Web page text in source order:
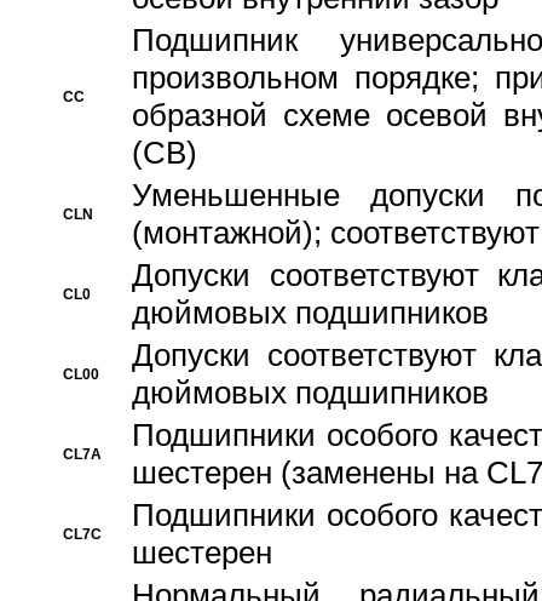
CC
Подшипник
произвольном порядке;
образной схеме осевой
(CB)
CLN
Уменьшенные
(монтажной);
CL0
Допуски соответствуют
дюймовых подшипников
CL00
Допуски соответствуют
дюймовых подшипников
CL7A
Подшипники особого
шестерен (заменены на
CL7C
Подшипники особого
шестерен